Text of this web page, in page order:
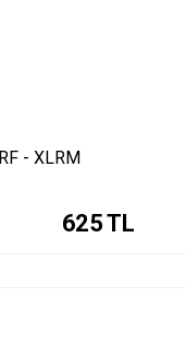
- XLRM
625TL